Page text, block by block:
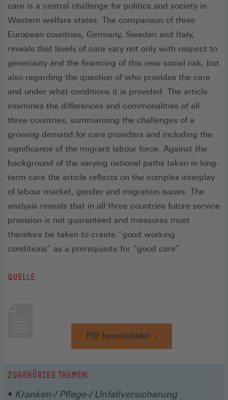
care is a central challenge for politics and society in
Western welfare states. The comparison of three
European countries, Germany, Sweden and Italy,
reveals that levels of care vary not only with respect to
generosity and the financing of this new social risk, but
also regarding the question of who provides the care
and under what conditions it is provided. The article
examines the differences and commonalities of all
three countries, summarising the challenges of a
growing demand for care providers and including the
significance of the migrant labour force. Against the
background of the varying national paths taken in long-
term care the article reflects on the complex interplay
of labour market, gender and migration issues. The
analysis reveals that in all three countries future service
provision is not guaranteed and measures must
therefore be taken to create “good working
conditions” as a prerequisite for “good care”.
QUELLE
PDF herunterladen
(Öffnet
in
ZUGEHÖRIGE THEMEN
Kranken-/ Pflege-/ Unfallversicherung